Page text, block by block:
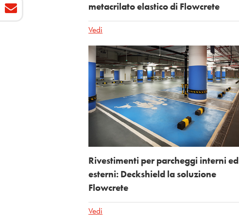
metacrilato elastico di Flowcrete
Vedi
Rivestimenti per parcheggi interni ed
esterni: Deckshield la soluzione
Flowcrete
Vedi